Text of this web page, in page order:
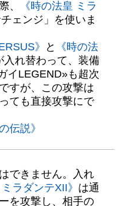
、
《時の法皇 ミラ
ェンジ」を使いま
》
と
《時の法
入れ替わって、装備
イLEGEND»も超次
すが、この攻撃は
ても直接攻撃にで
伝説》
できません。入れ
ラダンテXII》 は通
を攻撃し、相手の